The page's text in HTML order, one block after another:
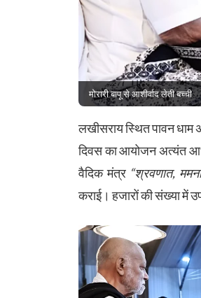
मोरारी बापू से आशीर्वाद लेती बच्ची
लखीसराय स्थित पावन धाम
दिवस का आयोजन अत्यंत
वैदिक मंत्र “श्रवणात,
कराई। हजारों की संख्या में